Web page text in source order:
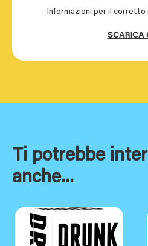
Informazioni per il
SCARICA
Ti potrebbe
anche...